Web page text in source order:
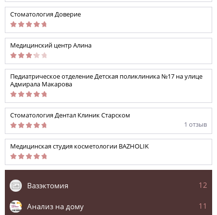
Стоматология Доверие
Медицинский центр Алина
Педиатрическое отделение Детская поликлиника №17 на улице
Адмирала Макарова
Стоматология Дентал Клиник Старском
1 отзыв
Медицинская студия косметологии BAZHOLIK
Вазэктомия 12
Анализ на дому 11